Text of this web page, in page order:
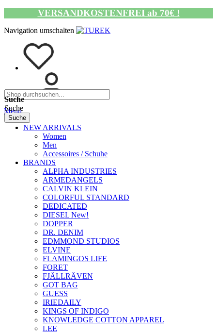
VERSANDKOSTENFREI ab 70€ !
Navigation umschalten
Suche
Suche
Suche
Menü
NEW ARRIVALS
Women
Men
Accessoires / Schuhe
BRANDS
ALPHA INDUSTRIES
ARMEDANGELS
CALVIN KLEIN
COLORFUL STANDARD
DEDICATED
DIESEL New!
DOPPER
DR. DENIM
EDMMOND STUDIOS
ELVINE
FLAMINGOS LIFE
FORET
FJÄLLRÄVEN
GOT BAG
GUESS
IRIEDAILY
KINGS OF INDIGO
KNOWLEDGE COTTON APPAREL
LEE